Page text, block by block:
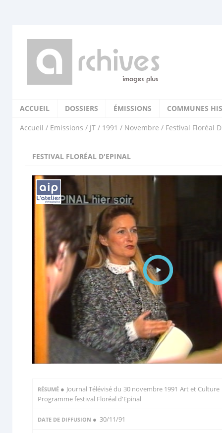
ACCUEIL DOSSIERS ÉMISSIONS COMMUNES
Accueil / Emissions / JT / 1991 / Novembre / Festival Floréal
FESTIVAL FLORÉAL D'EPINAL
RÉSUMÉ ● Journal Télévisé du 30 novembre 1991 Art et Culture
Programme festival Floréal d'Epinal
DATE DE DIFFUSION ● 30/11/91